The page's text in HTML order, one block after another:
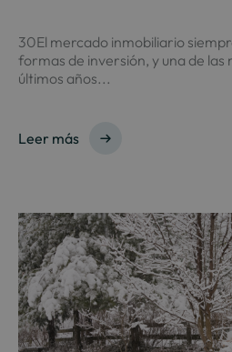
30El mercado inmobiliario
formas de inversión, y una de las
últimos años...
Leer más